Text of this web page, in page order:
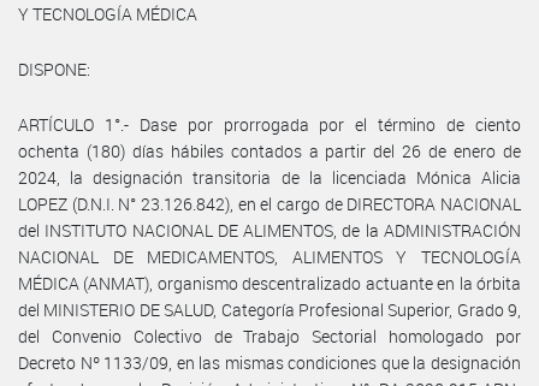
Y TECNOLOGÍA MÉDICA
DISPONE:
ARTÍCULO 1°.- Dase por prorrogada por el término de ciento
ochenta (180) días hábiles contados a partir del 26 de enero de
2024, la designación transitoria de la licenciada Mónica Alicia
LOPEZ (D.N.I. N° 23.126.842), en el cargo de DIRECTORA NACIONAL
del INSTITUTO NACIONAL DE ALIMENTOS, de la ADMINISTRACIÓN
NACIONAL DE MEDICAMENTOS, ALIMENTOS Y TECNOLOGÍA
MÉDICA (ANMAT), organismo descentralizado actuante en la órbita
del MINISTERIO DE SALUD, Categoría Profesional Superior, Grado 9,
del Convenio Colectivo de Trabajo Sectorial homologado por
Decreto Nº 1133/09, en las mismas condiciones que la designación